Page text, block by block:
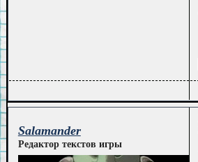
Salamander
Редактор текстов игры